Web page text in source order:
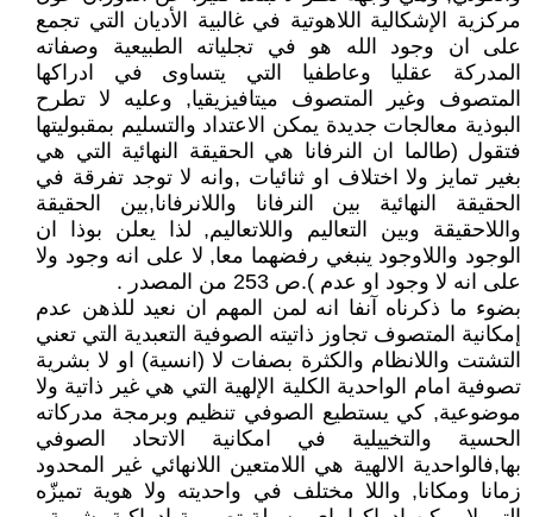
مركزية الإشكالية اللاهوتية في غالبية الأديان التي تجمع
على ان وجود الله هو في تجلياته الطبيعية وصفاته
المدركة عقليا وعاطفيا التي يتساوى في ادراكها
المتصوف وغير المتصوف ميتافيزيقيا, وعليه لا تطرح
البوذية معالجات جديدة يمكن الاعتداد والتسليم بمقبوليتها
فتقول (طالما ان النرفانا هي الحقيقة النهائية التي هي
بغير تمايز ولا اختلاف او ثنائيات ,وانه لا توجد تفرقة في
الحقيقة النهائية بين النرفانا واللانرفانا,بين الحقيقة
واللاحقيقة وبين التعاليم واللاتعاليم, لذا يعلن بوذا ان
الوجود واللاوجود ينبغي رفضهما معا, لا على انه وجود ولا
على انه لا وجود او عدم ).ص 253 من المصدر .
بضوء ما ذكرناه آنفا انه لمن المهم ان نعيد للذهن عدم
إمكانية المتصوف تجاوز ذاتيته الصوفية التعبدية التي تعني
التشتت واللانظام والكثرة بصفات لا (انسية) او لا بشرية
تصوفية امام الواحدية الكلية الإلهية التي هي غير ذاتية ولا
موضوعية, كي يستطيع الصوفي تنظيم وبرمجة مدركاته
الحسية والتخييلية في امكانية الاتحاد الصوفي
بها,فالواحدية الالهية هي اللامتعين اللانهائي غير المحدود
زمانا ومكانا, واللا مختلف في واحديته ولا هوية تميزّه